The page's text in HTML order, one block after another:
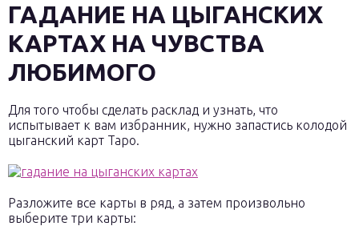
ГАДАНИЕ НА ЦЫГАНСКИХ
КАРТАХ НА ЧУВСТВА
ЛЮБИМОГО
Для того чтобы сделать расклад и узнать, что
испытывает к вам избранник, нужно запастись колодой
цыганский карт Таро.
Разложите все карты в ряд, а затем произвольно
выберите три карты: